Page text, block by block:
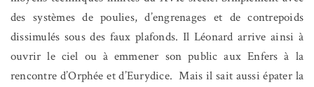
des systèmes de poulies, d’engrenages et de contrepoids
dissimulés sous des faux plafonds. Il Léonard arrive ainsi à
ouvrir le ciel ou à emmener son public aux Enfers à la
rencontre d’Orphée et d’Eurydice. Mais il sait aussi épater la